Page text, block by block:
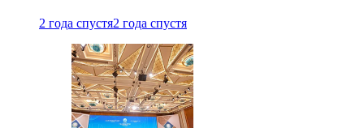
2 года спустя2 года спустя